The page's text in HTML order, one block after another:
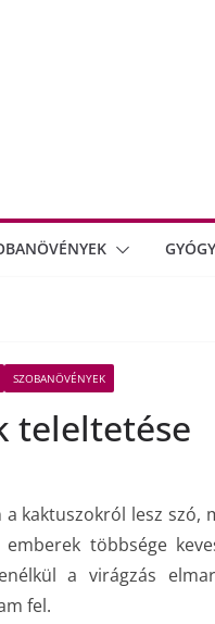
SZOBANÖVÉNYEK
teleltetése
a kaktuszokról lesz
többsége
a virágzás
fel.